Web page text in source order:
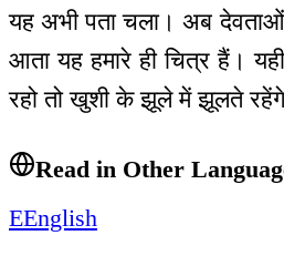
यह अभी पता चला। अब
आता यह हमारे ही चित्र हैं।
रहो तो खुशी के झूले में झूलते रहेंगे
Read in Other
EEnglish